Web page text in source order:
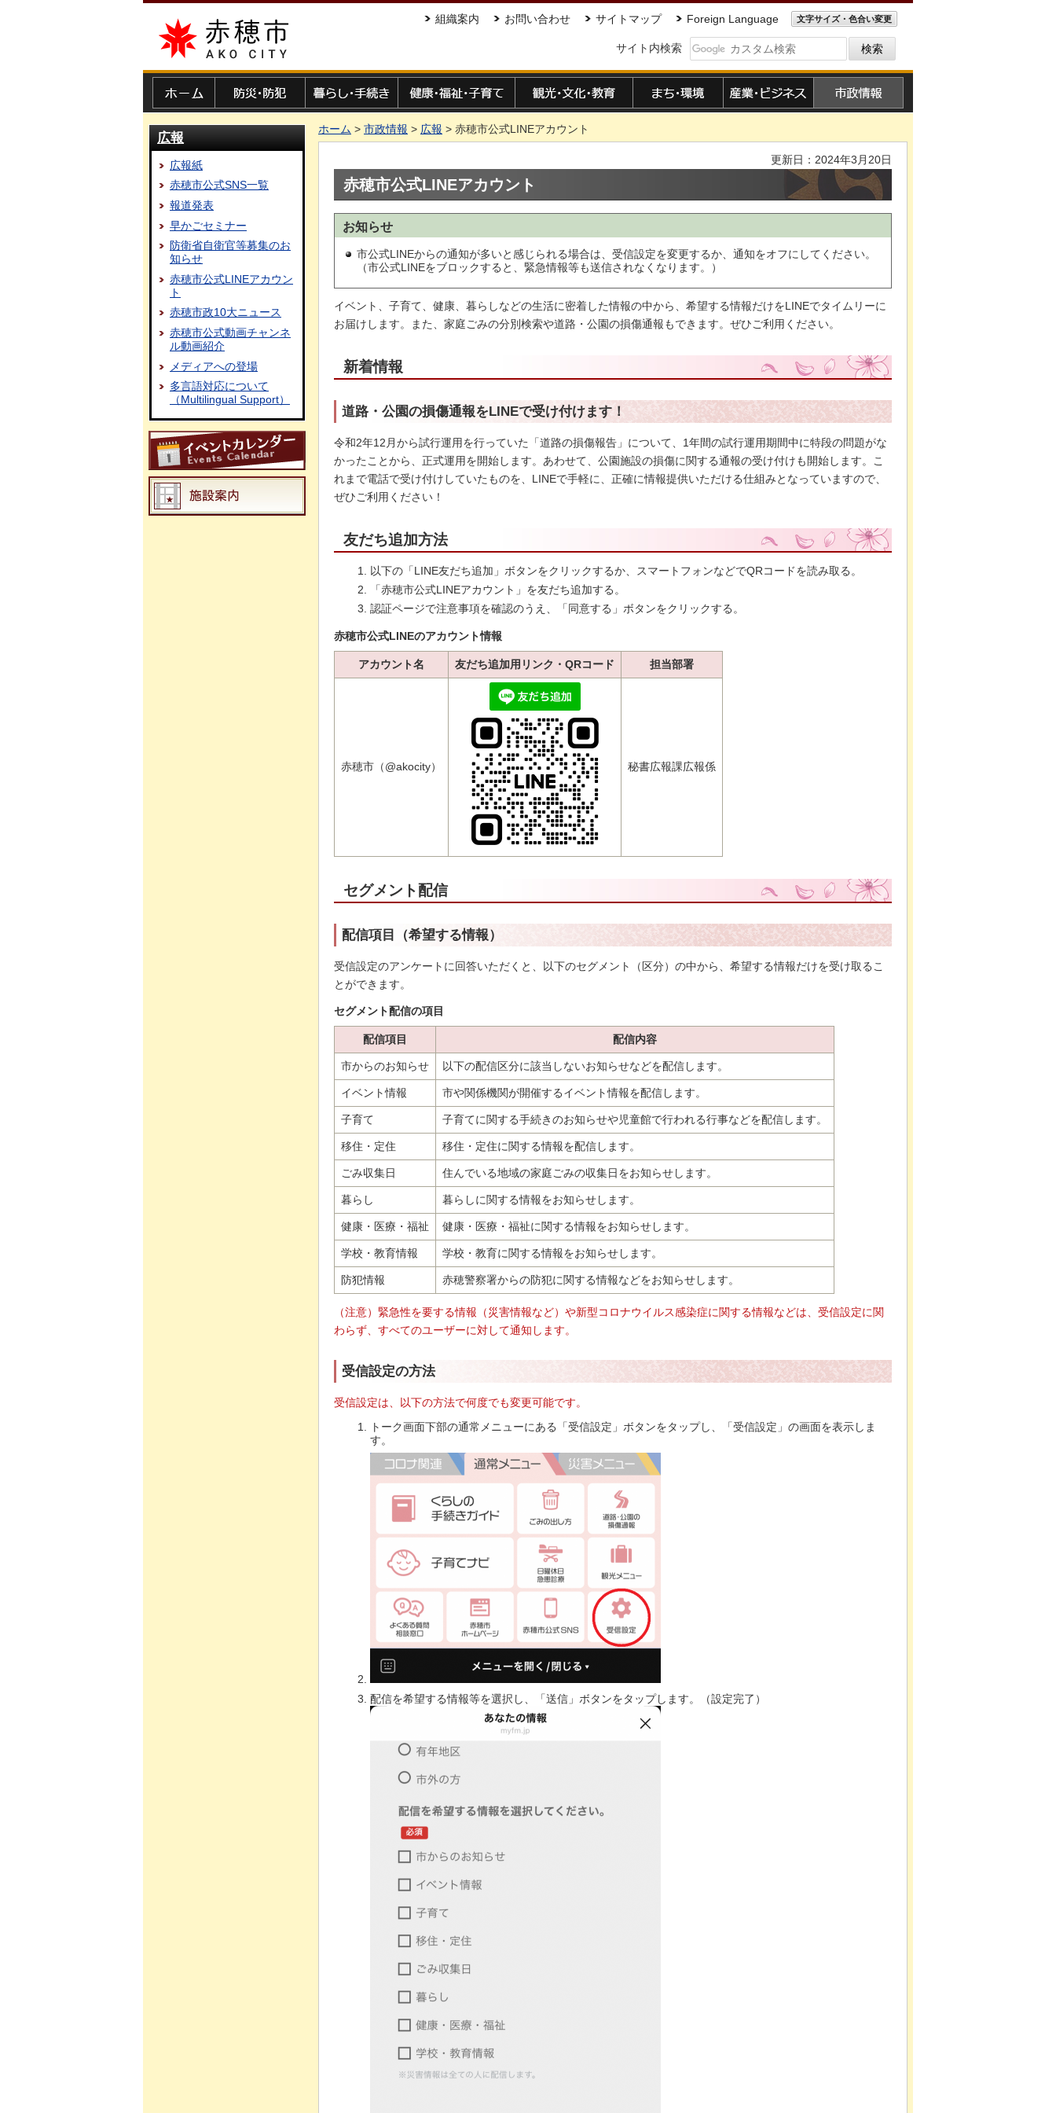
赤穂市 組織案内 お問い合わせ サイトマップ Foreign Language 文字サイズ・色合い変更
サイト内検索
広報
広報紙
赤穂市公式SNS一覧
報道発表
早かごセミナー
防衛省自衛官等募集のお
知らせ
赤穂市公式LINEアカウン
ト
赤穂市政10大ニュース
赤穂市公式動画チャンネ
ル動画紹介
メディアへの登場
多言語対応について
（Multilingual Support）
ホーム > 市政情報 > 広報 > 赤穂市公式LINEアカウント
更新日：2024年3月20日
赤穂市公式LINEアカウント
お知らせ
市公式LINEからの通知が多いと感じられる場合は、受信設定を変更するか、通知をオフにしてください。
（市公式LINEをブロックすると、緊急情報等も送信されなくなります。）
イベント、子育て、健康、暮らしなどの生活に密着した情報の中から、希望する情報だけをLINEでタイムリーに
お届けします。また、家庭ごみの分別検索や道路・公園の損傷通報もできます。ぜひご利用ください。
新着情報
道路・公園の損傷通報をLINEで受け付けます！
令和2年12月から試行運用を行っていた「道路の損傷報告」について、1年間の試行運用期間中に特段の問題がな
かったことから、正式運用を開始します。あわせて、公園施設の損傷に関する通報の受け付けも開始します。こ
れまで電話で受け付けしていたものを、LINEで手軽に、正確に情報提供いただける仕組みとなっていますので、
ぜひご利用ください！
友だち追加方法
以下の「LINE友だち追加」ボタンをクリックするか、スマートフォンなどでQRコードを読み取る。
「赤穂市公式LINEアカウント」を友だち追加する。
認証ページで注意事項を確認のうえ、「同意する」ボタンをクリックする。
赤穂市公式LINEのアカウント情報
アカウント名 友だち追加用リンク・QRコード 担当部署
赤穂市（@akocity） 秘書広報課広報係
セグメント配信
配信項目（希望する情報）
受信設定のアンケートに回答いただくと、以下のセグメント（区分）の中から、希望する情報だけを受け取るこ
とができます。
セグメント配信の項目
配信項目 配信内容
市からのお知らせ 以下の配信区分に該当しないお知らせなどを配信します。
イベント情報 市や関係機関が開催するイベント情報を配信します。
子育て 子育てに関する手続きのお知らせや児童館で行われる行事などを配信します。
移住・定住 移住・定住に関する情報を配信します。
ごみ収集日 住んでいる地域の家庭ごみの収集日をお知らせします。
暮らし 暮らしに関する情報をお知らせします。
健康・医療・福祉 健康・医療・福祉に関する情報をお知らせします。
学校・教育情報 学校・教育に関する情報をお知らせします。
防犯情報 赤穂警察署からの防犯に関する情報などをお知らせします。
（注意）緊急性を要する情報（災害情報など）や新型コロナウイルス感染症に関する情報などは、受信設定に関
わらず、すべてのユーザーに対して通知します。
受信設定の方法
受信設定は、以下の方法で何度でも変更可能です。
トーク画面下部の通常メニューにある「受信設定」ボタンをタップし、「受信設定」の画面を表示しま
す。
配信を希望する情報等を選択し、「送信」ボタンをタップします。（設定完了）